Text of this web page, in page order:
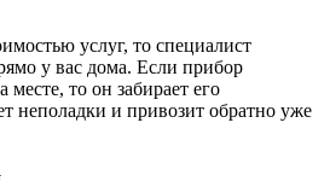
услуг, то специалист
у вас дома. Если прибор
то он забирает его
неполадки и привозит обратно уже